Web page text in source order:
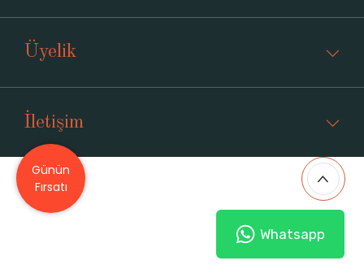
Üyelik
İletişim
Whatsapp
Günün
Fırsatı